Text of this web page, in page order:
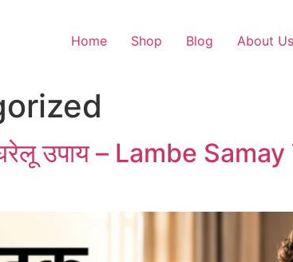
Home Shop Blog About Us
उपाय – Lambe